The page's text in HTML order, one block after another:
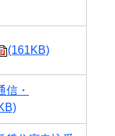
(161KB)
信・